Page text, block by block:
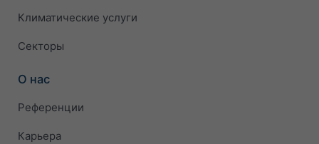
Климатические услуги
Секторы
О нас
Референции
Карьера